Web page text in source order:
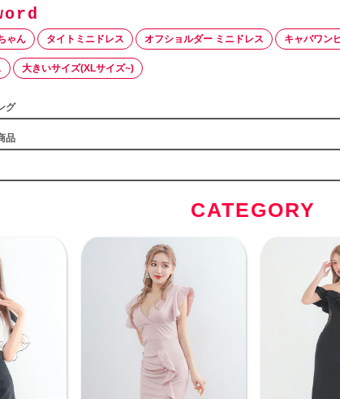
ゃん タイトミニドレス オフショルダー ミニドレス キャバワン
大きいサイズ(XLサイズ~)
グ
品
CATEGORY